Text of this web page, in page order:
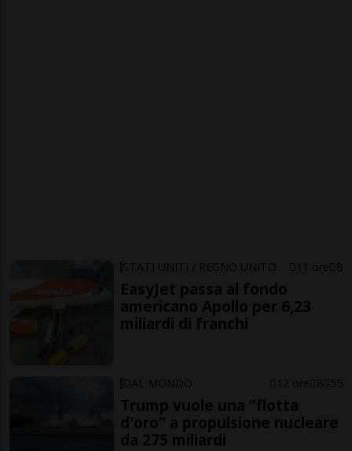
STATI UNITI / REGNO UNITO 11 ore 8
EasyJet passa al fondo
americano Apollo per 6,23
miliardi di franchi
DAL MONDO 12 ore 8 55
Trump vuole una “flotta
d'oro” a propulsione nucleare
da 275 miliardi